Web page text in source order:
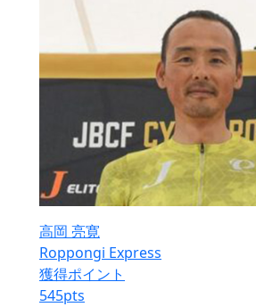
高岡 亮寛
Roppongi Express
獲得ポイント
545pts